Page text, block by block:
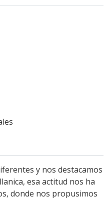
y nos destacamos
esa actitud nos ha
donde nos propusimos